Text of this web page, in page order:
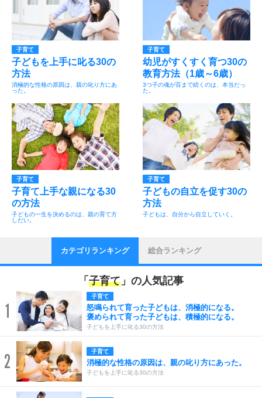
子育て
子どもを上手に叱る30の
方法
消極的な性格の原因は、親の叱り方にあ
った。
子育て
幼児がすくすく育つ30の
教育方法（1歳～6歳）
3つ子の魂が百まで続くのは、本当だっ
た。
子育て
子育て上手な親になる30
の方法
子どもの一生を決めるのは、親の育て方
しだい。
子育て
子どもの自立を促す30の
方法
子どもは、自分から自立していく。
カテゴリランキング 総合ランキング
「 子育て 」の人気記事
1
子育て
怒鳴られて育った子どもは、消極的になる。
褒められて育った子どもは、積極的になる。
子どもを上手に叱る30の方法
2 子育て
消極的な性格の原因は、親の叱り方にあった。
子どもを上手に叱る30の方法